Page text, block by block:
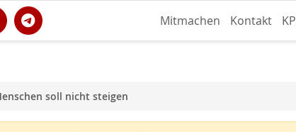
Mitmachen Kontakt
soll nicht steigen